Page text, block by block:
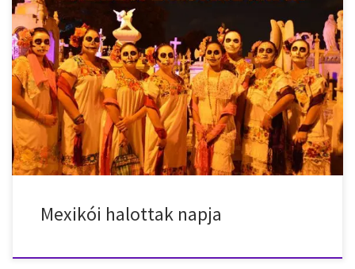
A halottak napja Mexikóban az egyik legfontosabb vallási ünnep.
Mexikóban egészen más felfogásban ünneplik a halottak napját,
mint Magyarországon vagy Európában. Látványos jelmezekkel,
meghökkentő sminkkel, felvonulásokkal, eszem-iszommal. Tudj
meg mindent a mexikói halottak napjáról! Mi a spanyol neve az
ünnepnek? Spanyolul „Día de Muertos” ami szó szerint halottak
napját jelent, […]
Mexikói halottak napja